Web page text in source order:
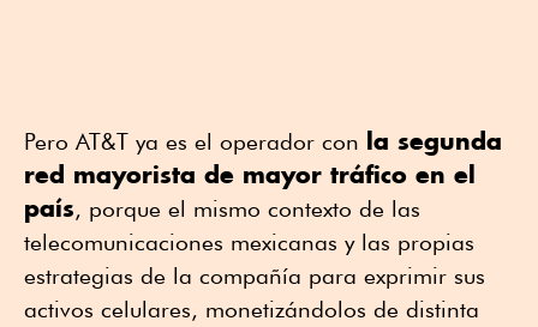
Pero AT&T ya es el operador con la segunda
red mayorista de mayor tráfico en el
país, porque el mismo contexto de las
telecomunicaciones mexicanas y las propias
estrategias de la compañía para exprimir sus
activos celulares, monetizándolos de distinta